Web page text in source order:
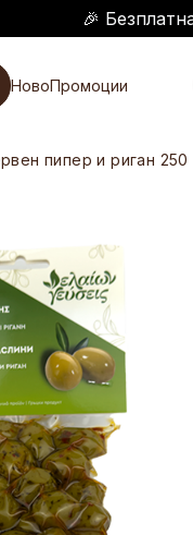
🎉
НовоПромоции
пипер и риган 250